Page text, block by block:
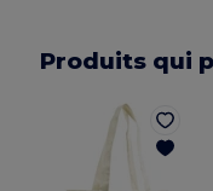
Produits qui